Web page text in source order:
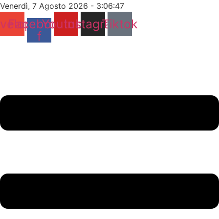
Vai
contenuto
Venerdì, 7 Agosto 2026 - 3:06:48
Facebook-
f
Youtube
Instagram
Tiktok